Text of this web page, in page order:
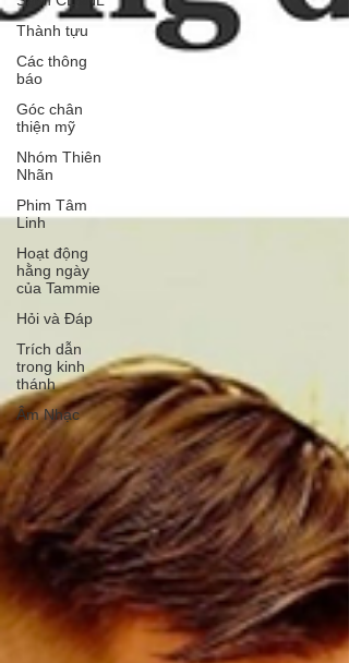
Thành tựu
Các thông
báo
Góc chân
thiện mỹ
Nhóm Thiên
Nhãn
Phim Tâm
Linh
Hoạt động
hằng ngày
của Tammie
Hỏi và Đáp
Trích dẫn
trong kinh
thánh
Âm Nhạc